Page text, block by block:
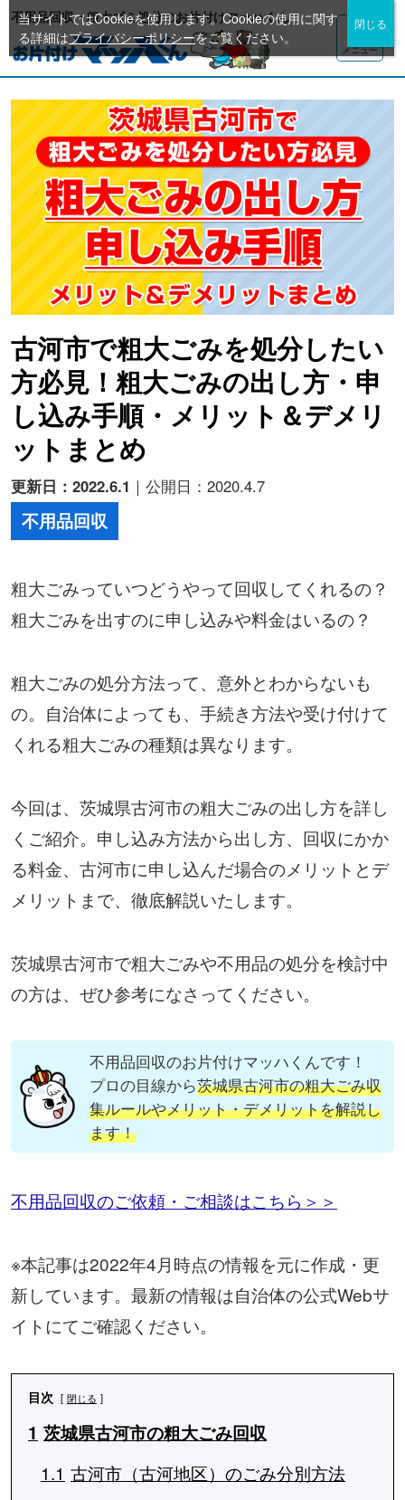
不用品回収・粗大ゴミ処分のお片付けマッハくん
メニュー
古河市で粗大ごみを処分したい
方必見！粗大ごみの出し方・申
し込み手順・メリット＆デメリ
ットまとめ
更新日：2022.6.1 ｜公開日：2020.4.7
不用品回収
粗大ごみっていつどうやって回収してくれるの？
粗大ごみを出すのに申し込みや料金はいるの？
粗大ごみの処分方法って、意外とわからないも
の。自治体によっても、手続き方法や受け付けて
くれる粗大ごみの種類は異なります。
今回は、茨城県古河市の粗大ごみの出し方を詳し
くご紹介。申し込み方法から出し方、回収にかか
る料金、古河市に申し込んだ場合のメリットとデ
メリットまで、徹底解説いたします。
茨城県古河市で粗大ごみや不用品の処分を検討中
の方は、ぜひ参考になさってください。
不用品回収のお片付けマッハくんです！
プロの目線から茨城県古河市の粗大ごみ収
集ルールやメリット・デメリットを解説し
ます！
不用品回収のご依頼・ご相談はこちら＞＞
※本記事は2022年4月時点の情報を元に作成・更
新しています。最新の情報は自治体の公式Webサ
イトにてご確認ください。
目次 閉じる
1 茨城県古河市の粗大ごみ回収
1.1 古河市（古河地区）のごみ分別方法
当サイトではCookieを使用します。Cookieの使用に関す
る詳細はプライバシーポリシーをご覧ください。